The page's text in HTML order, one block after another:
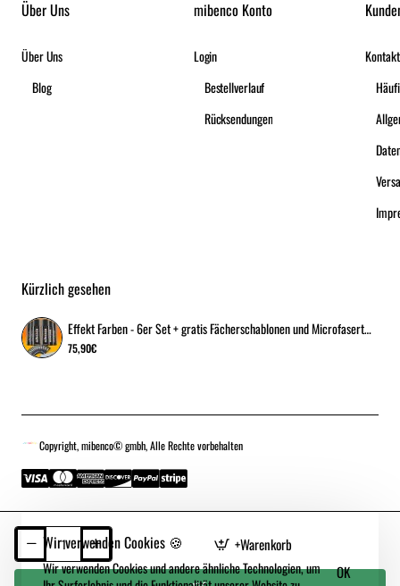
Wir verwenden Cookies 🍪
Wir verwenden Cookies und andere ähnliche Technologien, um
OK
+Warenkorb
Über Uns
Über Uns
Blog
mibenco Konto
Login
Bestellverlauf
Rücksendungen
Kontakt
Kürzlich gesehen
Effekt Farben - 6er Set + gratis Fächerschablonen und Microfasertuch
75,90€
Copyright, mibenco© gmbh, Alle Rechte vorbehalten